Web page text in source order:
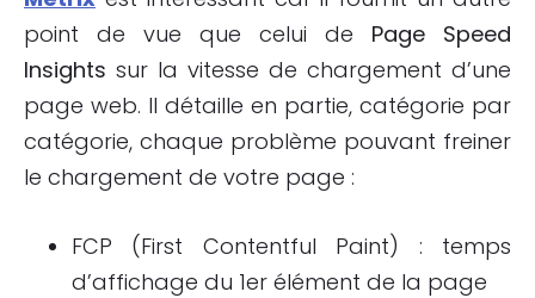
point de vue que celui de Page Speed
Insights sur la vitesse de chargement d’une
page web. Il détaille en partie, catégorie par
catégorie, chaque problème pouvant freiner
le chargement de votre page :
FCP (First Contentful Paint) : temps
d’affichage du 1er élément de la page